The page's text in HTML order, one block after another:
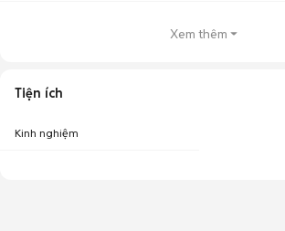
Xem thêm
Tiện ích
Kinh nghiệm